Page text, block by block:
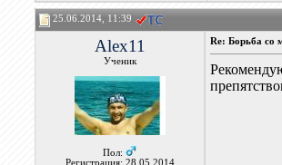
25.06.2014, 11:39
Alex11
Ученик
Пол:
Регистрация: 28.05.2014
Re: Борьба со